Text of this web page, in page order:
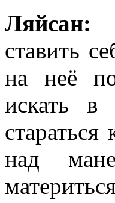
Ляйсан:
ставить
на неё
искать в
над